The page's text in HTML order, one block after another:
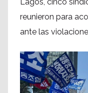
reunieron para
ante las